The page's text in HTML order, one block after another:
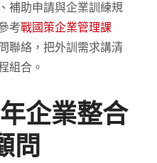
補助申請與企業訓練規
考戰國策企業管理課
聯絡，把外訓需求講清
組合。
企業整合
問